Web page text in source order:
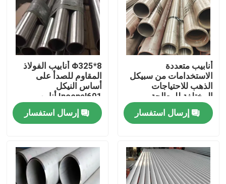
منتجات
أشرطة فيديو
عرض الواقع الافتراضي
معلومات عنا
جولة في المعمل
رقابة جودة
أنابيب متعددة
الاستخدامات من سبيكل
الذهب للاحتياجات
المختلفة للمعالجة
الكيميائية
إرسال استفسار
Φ325*8 أنابيب الفولاذ
المقاوم للصدأ على
أساس النيكل
Inconel601 أنابيب
الفولاذ الخام
إرسال استفسار